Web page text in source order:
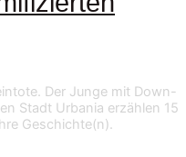
Der Junge mit Down-
Stadt Urbania erzählen 15
Geschichte(n).